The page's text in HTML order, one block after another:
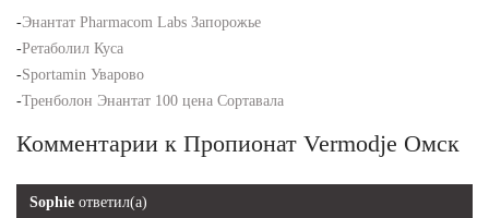
-Энантат Pharmacom Labs Запорожье
-Ретаболил Куса
-Sportamin Уварово
-Тренболон Энантат 100 цена Сортавала
Комментарии к Пропионат Vermodje Омск
Sophie ответил(а)